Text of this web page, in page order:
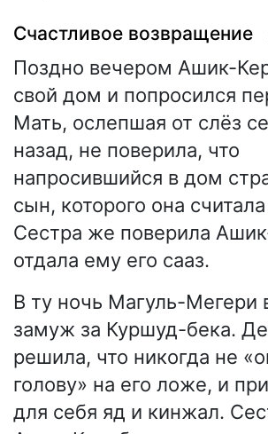
Счастливое возвращение
Поздно вечером Ашик-
свой дом и попросился
Мать, ослепшая от слёз
назад, не поверила, что
напросившийся в дом
сын, которого она
Сестра же поверила
отдала ему его сааз.
В ту ночь Магуль-Мегери
замуж за Куршуд-бека.
решила, что никогда не
голову» на его ложе, и
для себя яд и кинжал.